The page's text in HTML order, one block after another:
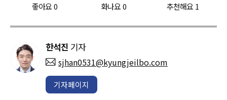
좋아요0 화나요0 추천해요 1
한석진 기자
sjhan0531@kyungjeilbo.com
기자페이지